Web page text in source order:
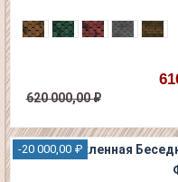
620 000,00 ₽
-20 000,00 ₽